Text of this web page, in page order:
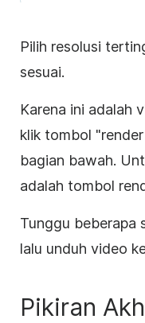
Pilih resolusi
sesuai.
Karena ini adalah
klik tombol
bagian bawah.
adalah tombol
Tunggu beberapa
lalu unduh video
Pikiran